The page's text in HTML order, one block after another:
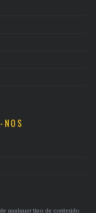
qualquer tipo de conteúdo